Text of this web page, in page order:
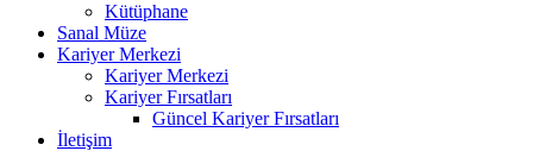
Kütüphane
Sanal Müze
Kariyer Merkezi
Kariyer Merkezi
Kariyer Fırsatları
Güncel Kariyer Fırsatları
İletişim